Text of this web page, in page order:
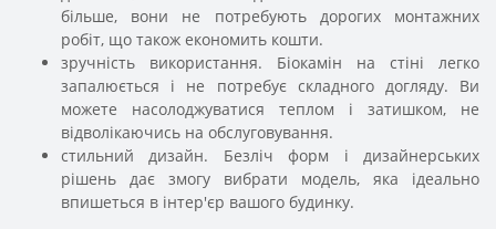
більше, вони не потребують дорогих монтажних
робіт, що також економить кошти.
зручність використання. Біокамін на стіні легко
запалюється і не потребує складного догляду. Ви
можете насолоджуватися теплом і затишком, не
відволікаючись на обслуговування.
стильний дизайн. Безліч форм і дизайнерських
рішень дає змогу вибрати модель, яка ідеально
впишеться в інтер'єр вашого будинку.